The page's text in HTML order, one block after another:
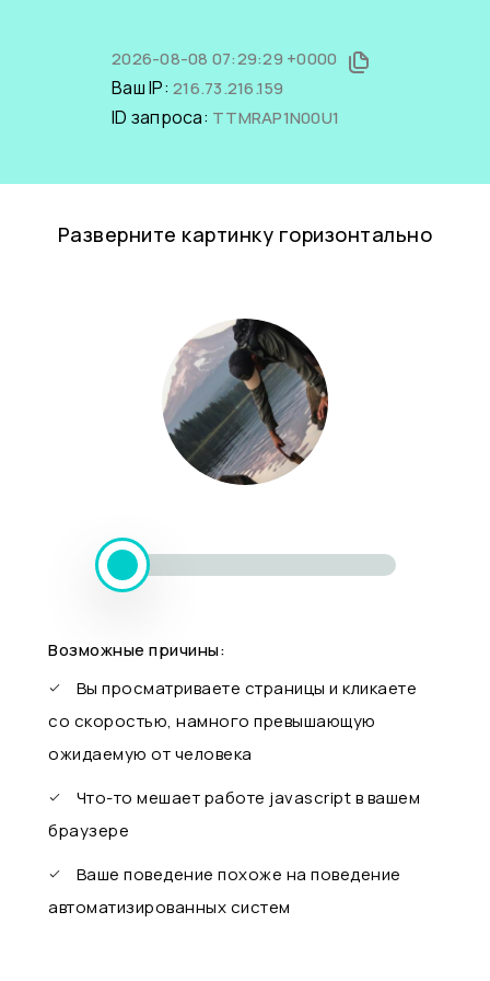
2026-08-08 07:29:29 +0000
Ваш IP: 216.73.216.159
ID запроса: TTMRAP1N00U1
Разверните картинку горизонтально
Возможные причины:
Вы просматриваете страницы и кликаете
со скоростью, намного превышающую
ожидаемую от человека
Что-то мешает работе javascript в вашем
браузере
Ваше поведение похоже на поведение
автоматизированных систем